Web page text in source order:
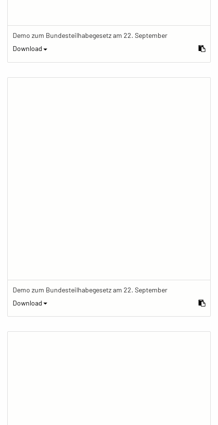
Demo zum Bundesteilhabegesetz am 22. September
Download
Demo zum Bundesteilhabegesetz am 22. September
Download